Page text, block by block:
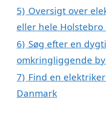
5) Oversigt over
eller hele Holstebro
6) Søg efter en
omkringliggende
7) Find en
Danmark